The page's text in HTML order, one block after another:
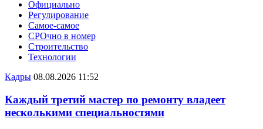
Официально
Регулирование
Самое-самое
СРОчно в номер
Строительство
Технологии
Кадры 08.08.2026 11:52
Каждый третий мастер по ремонту владеет
несколькими специальностями